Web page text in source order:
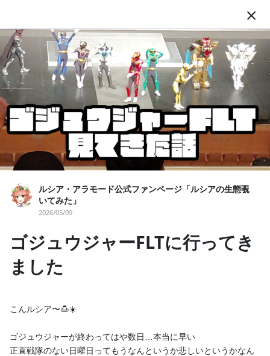
ルシア・アラモード公式ファンページ「ルシ
アの生態覗いてみた」
バーチャルタレント事務所「ななはぴ」所属🌈🍀プリンアラモー
ドラゴンの「ルシア・アラモード」です！🍮☀
フォロー
プロフィール 投稿 商品
ルシア・アラモード公式ファンページ「ルシアの生態覗
いてみた」
2026/05/09
ゴジュウジャーFLTに行ってき
ました
こんルシア〜🍮☀️
ゴジュウジャーが終わってはや数日…本当に早い
正直戦隊のない日曜日ってもうなんというか悲しいというかなん